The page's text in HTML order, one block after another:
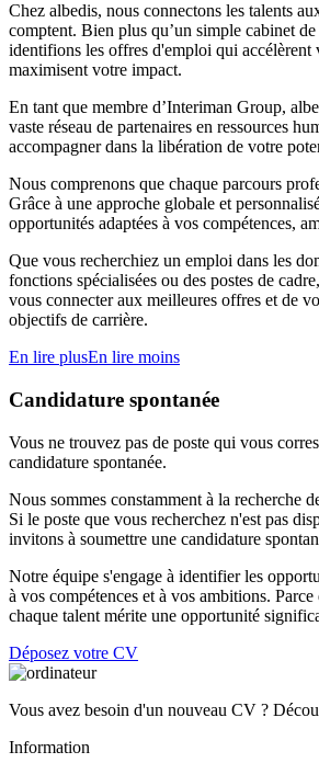
Chez albedis, nous connectons les talents
comptent. Bien plus qu’un simple cabinet
identifions les offres d'emploi qui accélèrent
maximisent votre impact.
En tant que membre d’Interiman Group,
vaste réseau de partenaires en ressources
accompagner dans la libération de votre
Nous comprenons que chaque parcours
Grâce à une approche globale et
opportunités adaptées à vos compétences,
Que vous recherchiez un emploi dans les
fonctions spécialisées ou des postes de
vous connecter aux meilleures offres et de
objectifs de carrière.
En lire plusEn lire moins
Candidature spontanée
Vous ne trouvez pas de poste qui vous
candidature spontanée.
Nous sommes constamment à la recherche
Si le poste que vous recherchez n'est pas
invitons à soumettre une candidature
Notre équipe s'engage à identifier les
à vos compétences et à vos ambitions. Parce
chaque talent mérite une opportunité
Déposez votre CV
Vous avez besoin d'un nouveau CV ?
Information